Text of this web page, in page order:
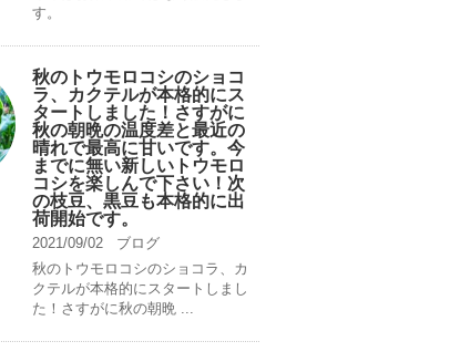
す。
秋のトウモロコシのショコ
ラ、カクテルが本格的にス
タートしました！さすがに
秋の朝晩の温度差と最近の
晴れで最高に甘いです。今
までに無い新しいトウモロ
コシを楽しんで下さい！次
の枝豆、黒豆も本格的に出
荷開始です。
2021/09/02
ブログ
秋のトウモロコシのショコラ、カ
クテルが本格的にスタートしまし
た！さすがに秋の朝晩 ...